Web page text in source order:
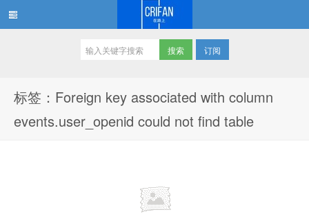
订阅
标签：Foreign key associated with column
events.user_openid could not find table